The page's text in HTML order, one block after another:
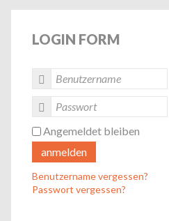
LOGIN FORM
Angemeldet bleiben
anmelden
Benutzername vergessen?
Passwort vergessen?